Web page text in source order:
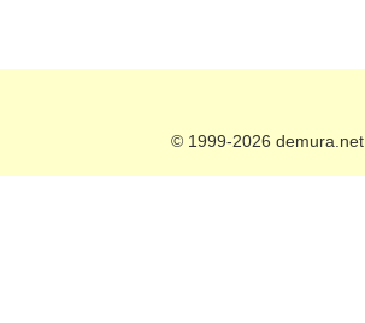
© 1999-2026 demura.net.